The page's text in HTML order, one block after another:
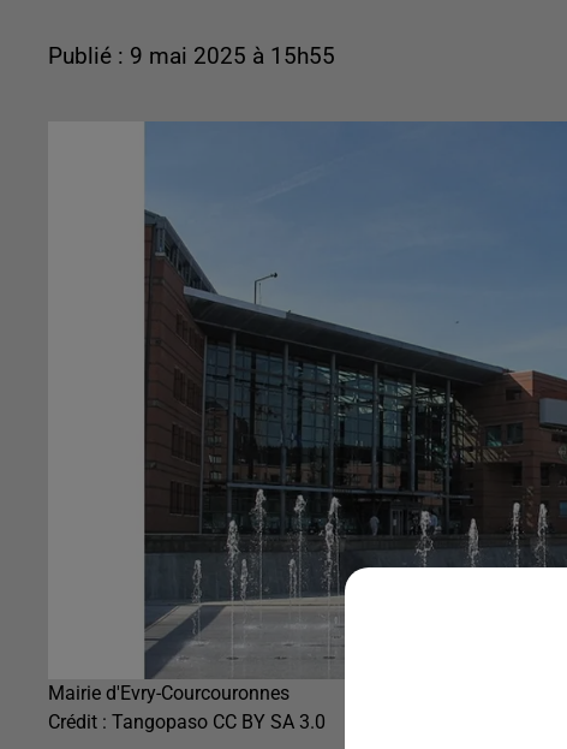
Publié : 9 mai 2025 à 15h55
Mairie d'Evry-Courcouronnes
Crédit : Tangopaso CC BY SA 3.0